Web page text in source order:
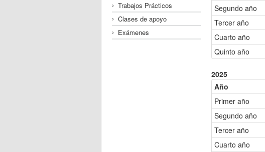
Trabajos Prácticos
Clases de apoyo
Exámenes
Segundo año
Tercer año
Cuarto año
Quinto año
2025
Año
Primer año
Segundo año
Tercer año
Cuarto año